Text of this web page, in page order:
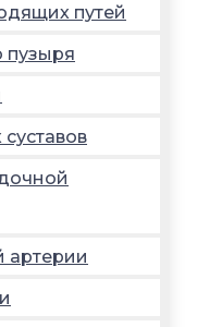
путей
пузыря
артерии